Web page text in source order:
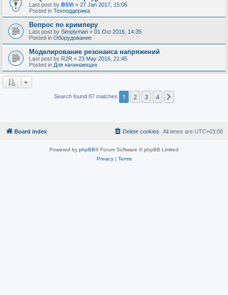
Last post by BSVi « 27 Jan 2017, 15:06
Posted in Техподдержка
Вопрос по кримперу
Last post by Simplyman « 01 Oct 2016, 14:35
Posted in Оборудование
Моделирование резонанса напряжений
Last post by R2R « 23 May 2016, 21:45
Posted in Для начинающих
Search found 87 matches 1 2 3 4
Board index All times are UTC+03:00
Delete cookies
Powered by phpBB® Forum Software © phpBB Limited
Privacy| Terms